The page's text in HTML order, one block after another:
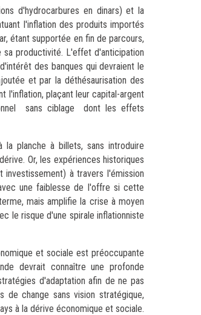
d'hydrocarbures en dinars) et la
l'inflation des produits importés
étant supportée en fin de parcours,
productivité. L'effet d'anticipation
des banques qui devraient le
et par la déthésaurisation des
l'inflation, plaçant leur capital-argent
sans ciblage dont les effets
planche à billets, sans introduire
Or, les expériences historiques
à travers l'émission
une faiblesse de l'offre si cette
mais amplifie la crise à moyen
le risque d'une spirale inflationniste
et sociale est préoccupante
devrait connaître une profonde
d'adaptation afin de ne pas
de change sans vision stratégique,
à la dérive économique et sociale.